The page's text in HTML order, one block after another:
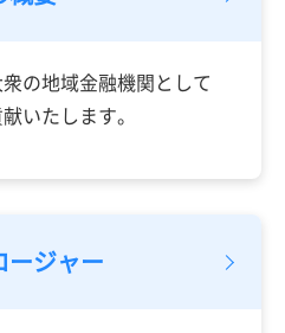
の地域金融機関として
いたします。
ージャー